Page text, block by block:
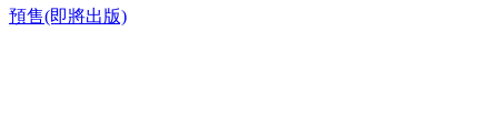
預售(即將出版)